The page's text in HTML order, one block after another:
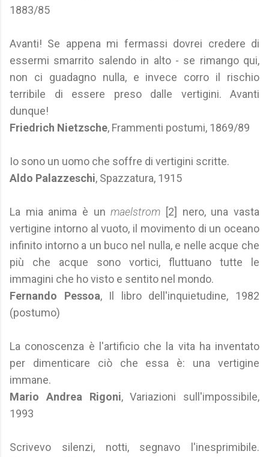
1883/85
Avanti! Se appena mi fermassi dovrei credere di
essermi smarrito salendo in alto - se rimango qui,
non ci guadagno nulla, e invece corro il rischio
terribile di essere preso dalle vertigini. Avanti
dunque!
Friedrich Nietzsche, Frammenti postumi, 1869/89
Io sono un uomo che soffre di vertigini scritte.
Aldo Palazzeschi, Spazzatura, 1915
La mia anima è unmaelstrom [2]
nero, una vasta
vertigine intorno al vuoto, il movimento di un oceano
infinito intorno a un buco nel nulla, e nelle acque che
più che acque sono vortici, fluttuano tutte le
immagini che ho visto e sentito nel mondo.
Fernando Pessoa, Il libro dell'inquietudine, 1982
(postumo)
La conoscenza è l'artificio che la vita ha inventato
per dimenticare ciò che essa è: una vertigine
immane.
Mario Andrea Rigoni, Variazioni sull'impossibile,
1993
Scrivevo silenzi, notti, segnavo l'inesprimibile.